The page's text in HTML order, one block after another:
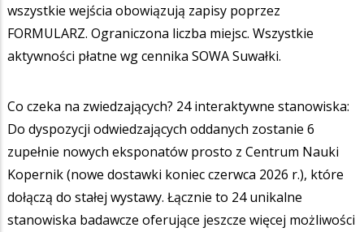
wszystkie wejścia obowiązują zapisy poprzez
FORMULARZ. Ograniczona liczba miejsc. Wszystkie
aktywności płatne wg cennika SOWA Suwałki.
Co czeka na zwiedzających? 24 interaktywne stanowiska:
Do dyspozycji odwiedzających oddanych zostanie 6
zupełnie nowych eksponatów prosto z Centrum Nauki
Kopernik (nowe dostawki koniec czerwca 2026 r.), które
dołączą do stałej wystawy. Łącznie to 24 unikalne
stanowiska badawcze oferujące jeszcze więcej możliwości